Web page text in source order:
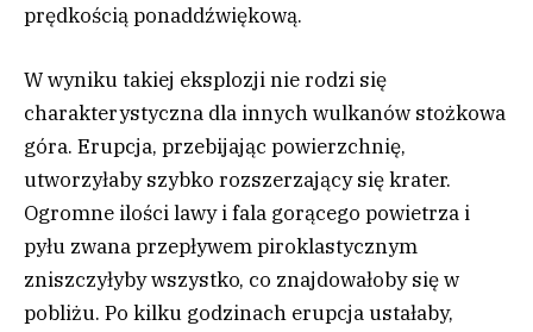
prędkością ponaddźwiękową.
W wyniku takiej eksplozji nie rodzi się
charakterystyczna dla innych wulkanów stożkowa
góra. Erupcja, przebijając powierzchnię,
utworzyłaby szybko rozszerzający się krater.
Ogromne ilości lawy i fala gorącego powietrza i
pyłu zwana przepływem piroklastycznym
zniszczyłyby wszystko, co znajdowałoby się w
pobliżu. Po kilku godzinach erupcja ustałaby,